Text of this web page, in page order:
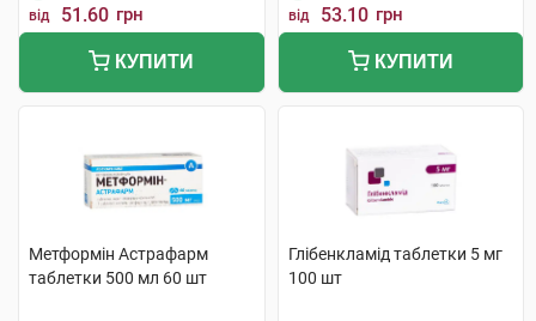
від 51.60 грн
КУПИТИ
від 53.10 грн
КУПИТИ
Метформін Астрафарм
таблетки 500 мл 60 шт
Глібенкламід таблетки 5 мг
100 шт